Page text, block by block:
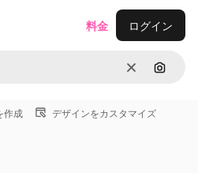
消去 画像で
料金 ログイン
作成 デザインをカスタマイズ